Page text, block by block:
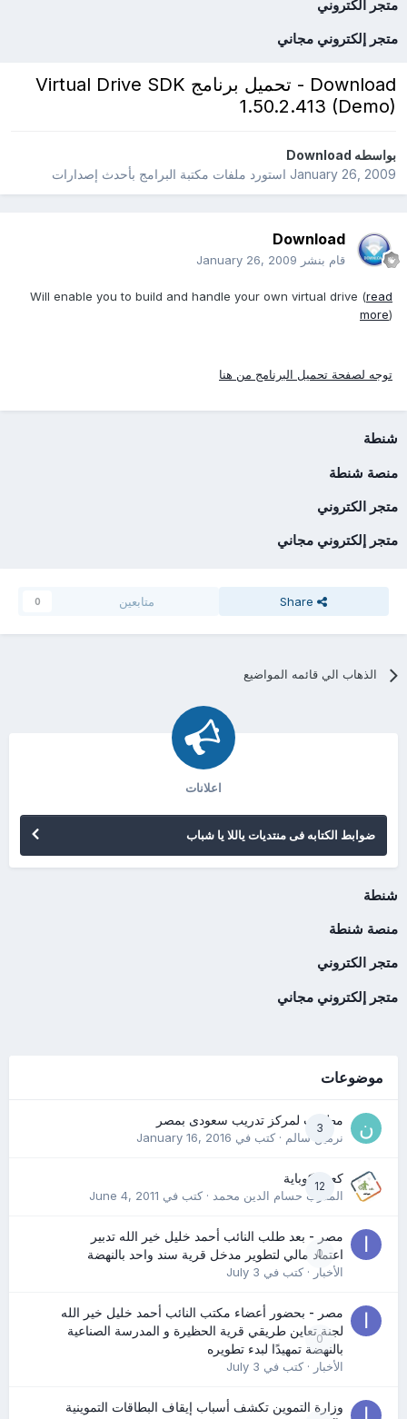
متجر الكتروني
متجر إلكتروني مجاني
Download - تحميل برنامج Virtual Drive SDK
1.50.2.413 (Demo)
بواسطهDownload
January 26, 2009استورد ملفات مكتبة البرامج بأحدث إصدارات
Download
قام بنشر January 26, 2009
Will enable you to build and handle your own virtual drive (read
more
توجه لصفحة تحميل البرنامج من هنا
شنطة
منصة شنطة
متجر الكتروني
متجر إلكتروني مجاني
Share متابعين 0
الذهاب الي قائمه المواضيع
اعلانات
ضوابط الكتابه فى منتديات ياللا يا شباب
شنطة
منصة شنطة
متجر الكتروني
متجر إلكتروني مجاني
موضوعات
3
مطلوب لمركز تدريب سعودى بمصر
نرمين سالم· كتب في January 16, 2016
12
كعب كوباية
المدرب حسام الدين محمد· كتب في June 4, 2011
0
مصر - بعد طلب النائب أحمد خليل خير الله تدبير
اعتماد مالي لتطوير مدخل قرية سند واحد بالنهضة
الأخبار· كتب في July 3
0
مصر - بحضور أعضاء مكتب النائب أحمد خليل خير الله
لجنة تعاين طريقي قرية الحظيرة و المدرسة الصناعية
بالنهضة تمهيدًا لبدء تطويره
الأخبار· كتب في July 3
وزارة التموين تكشف أسباب إيقاف البطاقات التموينية